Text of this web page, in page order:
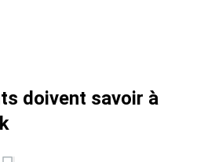
doivent savoir à